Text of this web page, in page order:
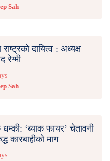
Sah
दायित्व : अध्यक्ष
रेग्मी
Sah
‘ब्याक फायर’ चेतावनी
कारबाहीको माग